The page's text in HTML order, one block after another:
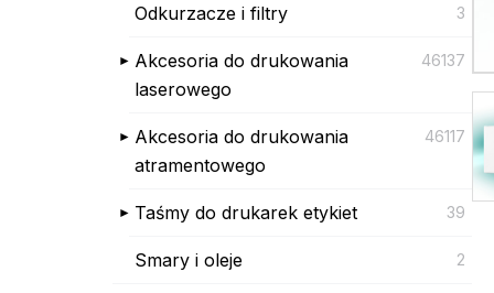
Odkurzacze i filtry 3
Akcesoria do drukowania
laserowego
46137
Akcesoria do drukowania
atramentowego
46117
Taśmy do drukarek etykiet 39
Smary i oleje 2